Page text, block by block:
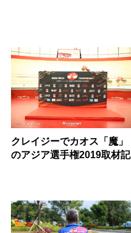
クレイジーでカオス「魔」
のアジア選手権2019取材記